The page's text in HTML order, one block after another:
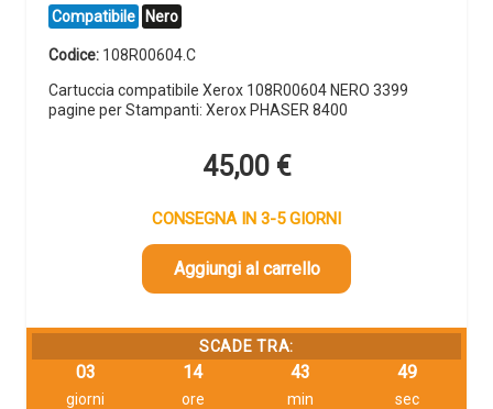
Compatibile Nero
Codice: 108R00604.C
Cartuccia compatibile Xerox 108R00604 NERO 3399
pagine per Stampanti: Xerox PHASER 8400
45,00 €
CONSEGNA IN 3-5 GIORNI
Aggiungi al carrello
SCADE TRA:
03
giorni
14
ore
43
min
49
sec